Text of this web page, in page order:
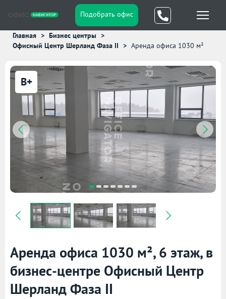
Подобрать офис
Главная
Бизнес центры
Офисный Центр Шерланд Фаза II
Аренда офиса 1030 м²
B+
Аренда офиса 1030 м², 6 этаж, в
бизнес-центре Офисный Центр
Шерланд Фаза II